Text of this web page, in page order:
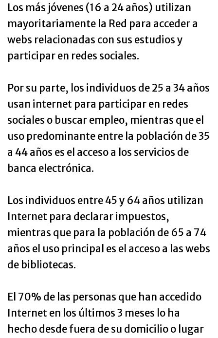
Los más jóvenes (16 a 24 años) utilizan
mayoritariamente la Red para acceder a
webs relacionadas con sus estudios y
participar en redes sociales.
Por su parte, los individuos de 25 a 34 años
usan internet para participar en redes
sociales o buscar empleo, mientras que el
uso predominante entre la población de 35
a 44 años es el acceso a los servicios de
banca electrónica.
Los individuos entre 45 y 64 años utilizan
Internet para declarar impuestos,
mientras que para la población de 65 a 74
años el uso principal es el acceso a las webs
de bibliotecas.
El 70% de las personas que han accedido
Internet en los últimos 3 meses lo ha
hecho desde fuera de su domicilio o lugar